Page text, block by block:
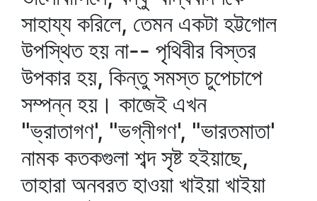
সাহায্য করিলে, তেমন একটা হট্টগোল
উপস্থিত হয় না-- পৃথিবীর বিস্তর
উপকার হয়, কিন্তু সমস্ত চুপেচাপে
সম্পন্ন হয়। কাজেই এখন
"ভ্রাতাগণ', "ভগ্নীগণ', "ভারতমাতা'
নামক কতকগুলা শব্দ সৃষ্ট হইয়াছে,
তাহারা অনবরত হাওয়া খাইয়া খাইয়া